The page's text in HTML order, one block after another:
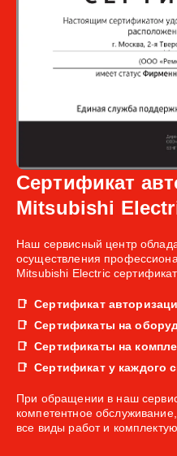
Сертификат
Mitsubishi
Наш сервисный центр
осуществления
Mitsubishi Electric
Сертификат
Сертификаты на
Сертификаты на
Сертификат у каждого
При обращении в наш
компетентное
все виды работ и